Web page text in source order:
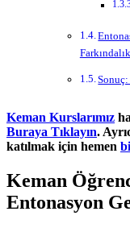
Farkındalık
Keman Kurslarımız
Buraya Tıklayın.
katılmak için hemen
Keman
Entonasyon